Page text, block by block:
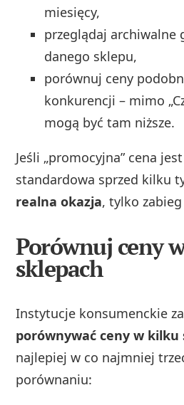
miesięcy,
przeglądaj archiwalne
danego sklepu,
porównuj ceny
konkurencji – mimo
mogą być tam niższe.
Jeśli „promocyjna” cena
standardowa sprzed kilku
realna okazja, tylko
Porównuj ceny
sklepach
Instytucje konsumenckie
porównywać ceny w kilku
najlepiej w co najmniej
porównaniu: